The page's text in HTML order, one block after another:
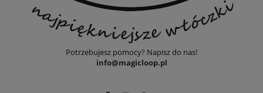
Potrzebujesz pomocy? Napisz do nas!
info@magicloop.pl